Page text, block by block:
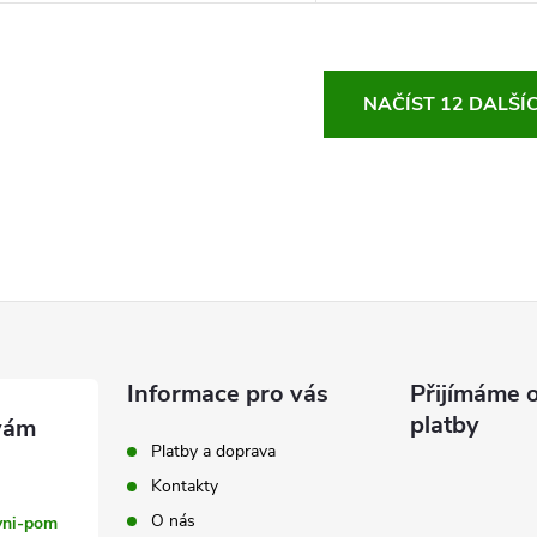
NAČÍST 12
pom
Informace pro vás
Platby a doprava
Kontakty
O nás
Přijímáme
platby